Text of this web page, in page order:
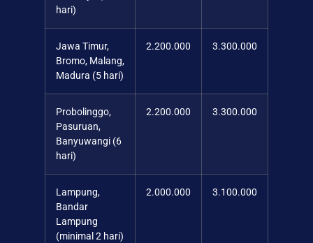
hari)
Jawa Timur,
Bromo, Malang,
Madura (5 hari)
2.200.000 3.300.000
Probolinggo,
Pasuruan,
Banyuwangi (6
hari)
2.200.000 3.300.000
Lampung,
Bandar
Lampung
(minimal 2 hari)
2.000.000 3.100.000